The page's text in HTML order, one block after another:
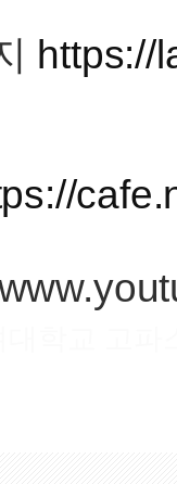
https://